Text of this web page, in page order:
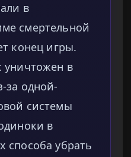
в
смертельной
конец игры.
уничтожен в
за одной-
системы
в
способа убрать